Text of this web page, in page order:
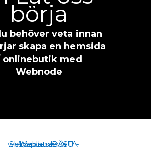
börja
behöver veta innan
skapa en hemsida
onlinebutik med
Webnode